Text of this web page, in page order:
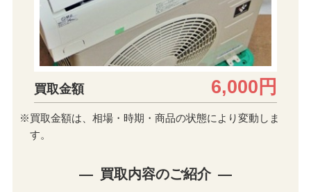
買取金額 6,000円
※買取金額は、相場・時期・商品の状態により変動しま
す。
買取内容のご紹介